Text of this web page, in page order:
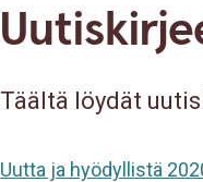
Täältä löydät
Uutta ja hyödyllistä